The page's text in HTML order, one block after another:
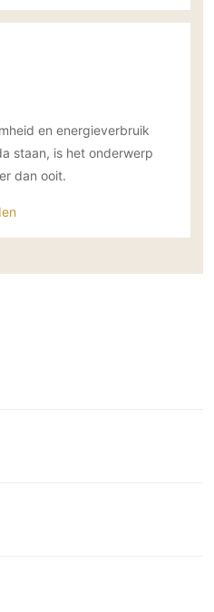
en energieverbruik
staan, is het onderwerp
dan ooit.